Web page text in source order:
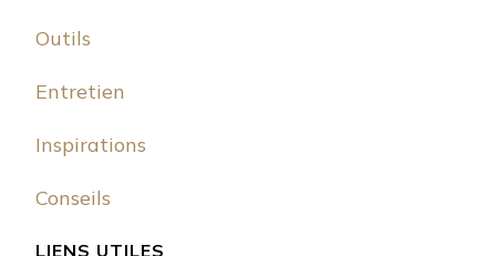
Outils
Entretien
Inspirations
Conseils
LIENS UTILES